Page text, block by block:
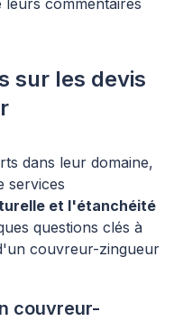
leurs commentaires
sur les devis
dans leur domaine,
services
et l'étanchéité
questions clés à
couvreur-zingueur
couvreur-